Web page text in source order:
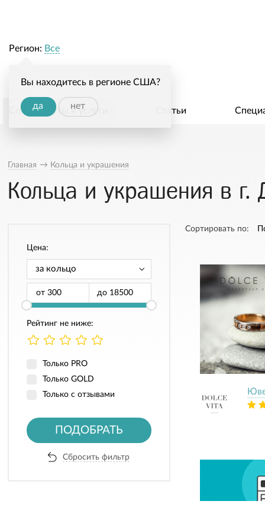
Регион: Все
Вы находитесь в регионе США?
да нет
Специалисты и услуги Статьи
Главная → Кольца и украшения
Кольца и украшения в г.
Цена:
от до
Рейтинг не ниже:
Только PRO
Только GOLD
Только с отзывами
ПОДОБРАТЬ
Сбросить фильтр
Сортировать по: